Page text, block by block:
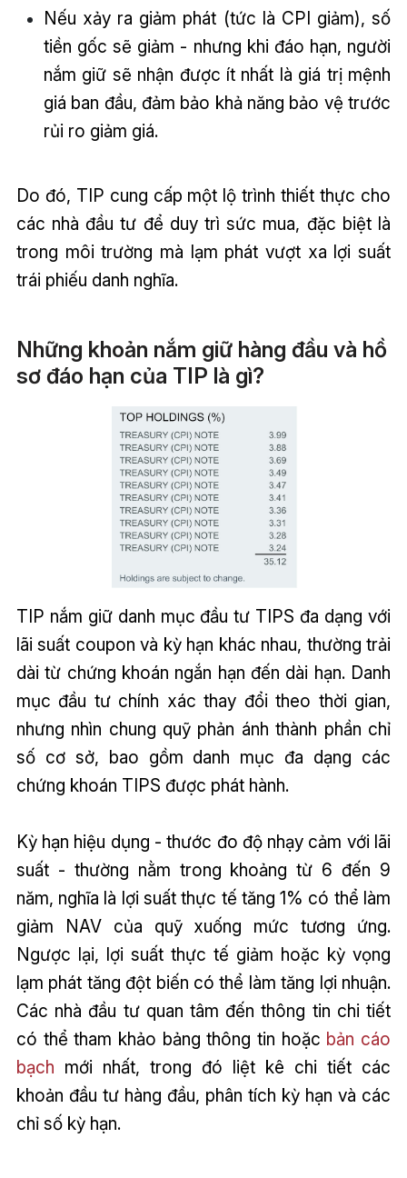
Nếu xảy ra giảm phát (tức là CPI giảm), số
tiền gốc sẽ giảm - nhưng khi đáo hạn, người
nắm giữ sẽ nhận được ít nhất là giá trị mệnh
giá ban đầu, đảm bảo khả năng bảo vệ trước
rủi ro giảm giá.
Do đó, TIP cung cấp một lộ trình thiết thực cho
các nhà đầu tư để duy trì sức mua, đặc biệt là
trong môi trường mà lạm phát vượt xa lợi suất
trái phiếu danh nghĩa.
Những khoản nắm giữ hàng đầu và hồ
sơ đáo hạn của TIP là gì?
TIP nắm giữ danh mục đầu tư TIPS đa dạng với
lãi suất coupon và kỳ hạn khác nhau, thường trải
dài từ chứng khoán ngắn hạn đến dài hạn. Danh
mục đầu tư chính xác thay đổi theo thời gian,
nhưng nhìn chung quỹ phản ánh thành phần chỉ
số cơ sở, bao gồm danh mục đa dạng các
chứng khoán TIPS được phát hành.
Kỳ hạn hiệu dụng - thước đo độ nhạy cảm với lãi
suất - thường nằm trong khoảng từ 6 đến 9
năm, nghĩa là lợi suất thực tế tăng 1% có thể làm
giảm NAV của quỹ xuống mức tương ứng.
Ngược lại, lợi suất thực tế giảm hoặc kỳ vọng
lạm phát tăng đột biến có thể làm tăng lợi nhuận.
Các nhà đầu tư quan tâm đến thông tin chi tiết
có thể tham khảo bảng thông tin hoặc bản cáo
bạch mới nhất, trong đó liệt kê chi tiết các
khoản đầu tư hàng đầu, phân tích kỳ hạn và các
chỉ số kỳ hạn.